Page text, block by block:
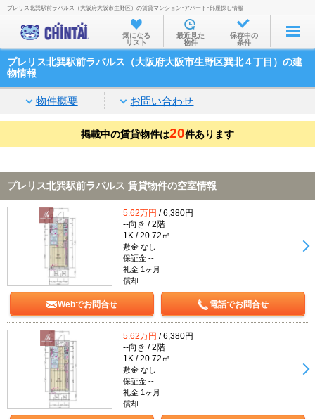
お部屋を探す
沿線・駅から
家賃相場から
通勤通学時間から
物件特集から
不動産会社から
TOP
プレリス北巽駅前ラバルス（大阪府大阪市生野区）の賃貸マンション･アパート･部屋探し情報
気になる
リスト
最近見た
物件
保存中の
条件
プレリス北巽駅前ラバルス（大阪府大阪市生野区巽北４丁目）の建
物情報
物件概要 お問い合わせ
掲載中の賃貸物件は20件あります
プレリス北巽駅前ラバルス 賃貸物件の空室情報
5.62万円 / 6,380円
--向き / 2階
1K / 20.72㎡
敷金 なし
保証金 --
礼金 1ヶ月
償却 --
Webでお問合せ 電話でお問合せ
5.62万円 / 6,380円
--向き / 2階
1K / 20.72㎡
敷金 なし
保証金 --
礼金 1ヶ月
償却 --